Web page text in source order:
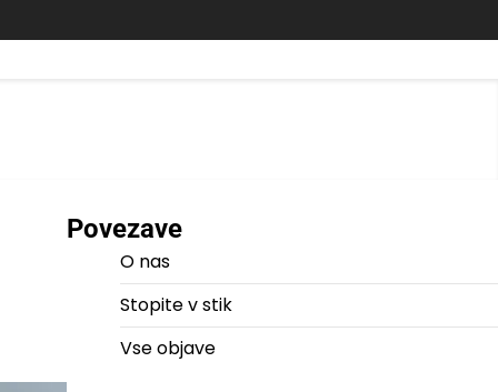
Povezave
O nas
Stopite v stik
Vse objave